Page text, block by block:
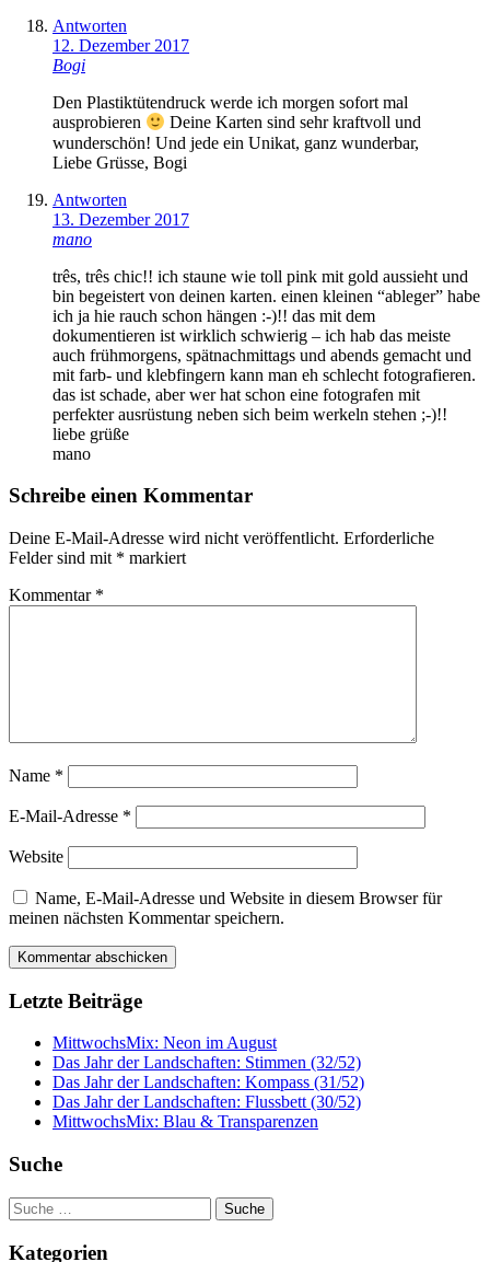
Antworten
12. Dezember 2017
Bogi
Den Plastiktütendruck werde ich morgen sofort mal
ausprobieren
Deine Karten sind sehr kraftvoll und
wunderschön! Und jede ein Unikat, ganz wunderbar,
Liebe Grüsse, Bogi
Antworten
13. Dezember 2017
mano
três, três chic!! ich staune wie toll pink mit gold aussieht und
bin begeistert von deinen karten. einen kleinen “ableger” habe
ich ja hie rauch schon hängen :-)!! das mit dem
dokumentieren ist wirklich schwierig – ich hab das meiste
auch frühmorgens, spätnachmittags und abends gemacht und
mit farb- und klebfingern kann man eh schlecht fotografieren.
das ist schade, aber wer hat schon eine fotografen mit
perfekter ausrüstung neben sich beim werkeln stehen ;-)!!
liebe grüße
mano
Schreibe einen Kommentar
Deine E-Mail-Adresse wird nicht veröffentlicht. Erforderliche
Felder sind mit * markiert
Kommentar *
Name *
E-Mail-Adresse *
Website
Name, E-Mail-Adresse und Website in diesem Browser für
meinen nächsten Kommentar speichern.
Letzte Beiträge
MittwochsMix: Neon im August
Das Jahr der Landschaften: Stimmen (32/52)
Das Jahr der Landschaften: Kompass (31/52)
Das Jahr der Landschaften: Flussbett (30/52)
MittwochsMix: Blau & Transparenzen
Suche
Suche
nach:
Kategorien